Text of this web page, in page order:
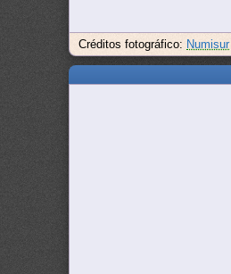
Créditos fotográfico: Numisur